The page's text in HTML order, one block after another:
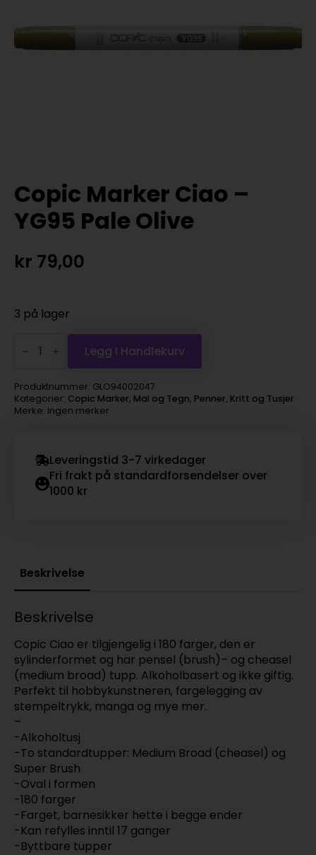
Copic Marker Ciao –
YG95 Pale Olive
kr 79,00
3 på lager
Marker
Ciao
YG95
Pale
Olive
antall
Legg I Handlekurv
Produktnummer: GLO94002047
Kategorier: Copic Marker, Mal og Tegn, Penner, Kritt og Tusjer
Merke: Ingen merker
Leveringstid 3-7 virkedager
Fri frakt på standardforsendelser over
1000 kr
Beskrivelse
Beskrivelse
Copic Ciao er tilgjengelig i 180 farger, den er
sylinderformet og har pensel (brush)– og cheasel
(medium broad) tupp. Alkoholbasert og ikke giftig.
Perfekt til hobbykunstneren, fargelegging av
stempeltrykk, manga og mye mer.
–
-Alkoholtusj
-To standardtupper: Medium Broad (cheasel) og
Super Brush
-Oval i formen
-180 farger
-Farget, barnesikker hette i begge ender
-Kan refylles inntil 17 ganger
-Byttbare tupper